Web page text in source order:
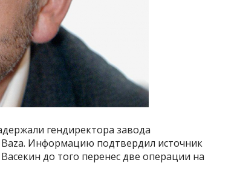
гендиректора завода
Baza. Информацию подтвердил источник
до того перенес две операции на